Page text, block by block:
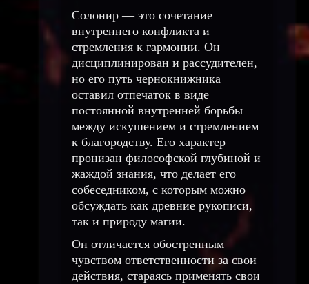
Солонир — это сочетание
внутреннего конфликта и
стремления к гармонии. Он
дисциплинирован и рассудителен,
но его путь чернокнижника
оставил отпечаток в виде
постоянной внутренней борьбы
между искушением и стремлением
к благородству. Его характер
пронизан философской глубиной и
жаждой знания, что делает его
собеседником, с которым можно
обсуждать как древние рукописи,
так и природу магии.
Он отличается обостренным
чувством ответственности за свои
действия, стараясь применять свои